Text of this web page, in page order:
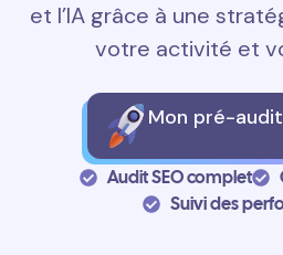
et l’IA grâce à une
votre activité et
Mon pré-
Audit SEO complet
Suivi des